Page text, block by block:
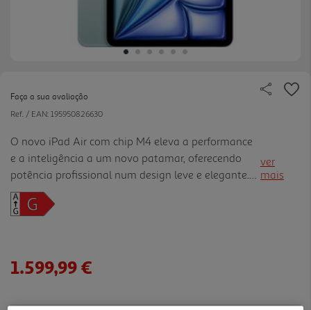
Faça a sua avaliação
Ref. / EAN: 195950826630
O novo iPad Air com chip M4 eleva a performance
e a inteligência a um novo patamar, oferecendo
potência profissional num design leve e elegante.
Equipado com o avançado processador M4,
garante multitarefa ultrarrápida, gráficos fluidos e
dois tamanhos 11" e 13", este tablet combina um
ver
mais
1.599,99 €